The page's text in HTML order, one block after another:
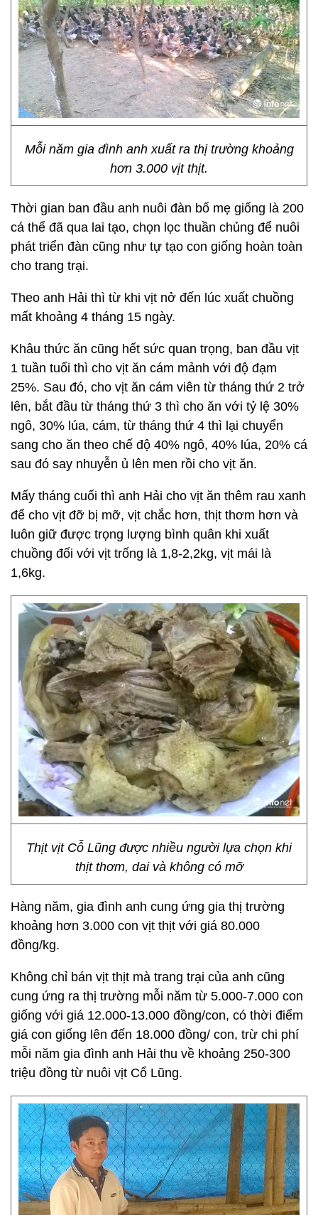
Mỗi năm gia đình anh xuất ra thị trường khoảng
hơn 3.000 vịt thịt.
Thời gian ban đầu anh nuôi đàn bố mẹ giống là 200
cá thể đã qua lai tạo, chọn lọc thuần chủng để nuôi
phát triển đàn cũng như tự tạo con giống hoàn toàn
cho trang trại.
Theo anh Hải thì từ khi vịt nở đến lúc xuất chuồng
mất khoảng 4 tháng 15 ngày.
Khâu thức ăn cũng hết sức quan trọng, ban đầu vịt
1 tuần tuổi thì cho vịt ăn cám mảnh với độ đạm
25%. Sau đó, cho vịt ăn cám viên từ tháng thứ 2 trở
lên, bắt đầu từ tháng thứ 3 thì cho ăn với tỷ lệ 30%
ngô, 30% lúa, cám, từ tháng thứ 4 thì lại chuyển
sang cho ăn theo chế độ 40% ngô, 40% lúa, 20% cá
sau đó say nhuyễn ủ lên men rồi cho vịt ăn.
Mấy tháng cuối thì anh Hải cho vịt ăn thêm rau xanh
để cho vịt đỡ bị mỡ, vịt chắc hơn, thịt thơm hơn và
luôn giữ được trọng lượng bình quân khi xuất
chuồng đối với vịt trống là 1,8-2,2kg, vịt mái là
1,6kg.
Thịt vịt Cỗ Lũng được nhiều người lựa chọn khi
thịt thơm, dai và không có mỡ
Hàng năm, gia đình anh cung ứng gia thị trường
khoảng hơn 3.000 con vịt thịt với giá 80.000
đồng/kg.
Không chỉ bán vịt thịt mà trang trại của anh cũng
cung ứng ra thị trường mỗi năm từ 5.000-7.000 con
giống với giá 12.000-13.000 đồng/con, có thời điểm
giá con giống lên đến 18.000 đồng/ con, trừ chi phí
mỗi năm gia đình anh Hải thu về khoảng 250-300
triệu đồng từ nuôi vịt Cổ Lũng.